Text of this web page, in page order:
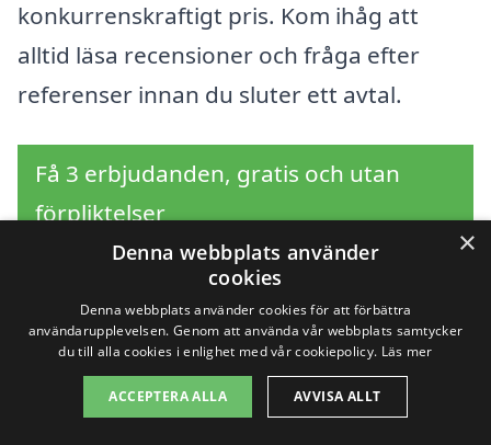
konkurrenskraftigt pris. Kom ihåg att
alltid läsa recensioner och fråga efter
referenser innan du sluter ett avtal.
Få 3 erbjudanden, gratis och utan
förpliktelser
Sök efter en
professionell för
×
Denna webbplats använder
cookies
Denna webbplats använder cookies för att förbättra
användarupplevelsen. Genom att använda vår webbplats samtycker
du till alla cookies i enlighet med vår cookiepolicy. Läs mer
ACCEPTERA ALLA AVVISA ALLT